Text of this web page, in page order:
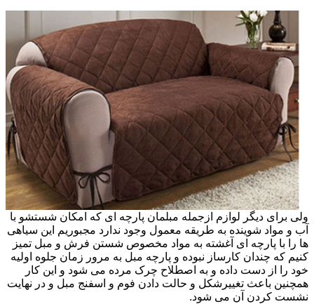
ولی برای دیگر لوازم ازجمله مبلمان پارچه ای که امکان شستشو با
آب و مواد شوینده به طریقه معمول وجود ندارد مجبوریم این سیاهی
ها را با پارچه ای آغشته به مواد مخصوص شستن فرش و مبل تمیز
کنیم که چندان کارساز نبوده و پارچه مبل به مرور زمان جلوه اولیه
خود را از دست داده و به اصطلاح چرک مرده می شود و این کار
همچنین باعث تغییرشکل و حالت دادن فوم و اسفنج مبل و در نهایت
نشست کردن آن می شود.